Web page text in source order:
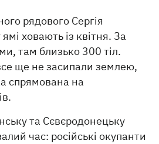
рядового Сергія
ховають із квітня. За
там близько 300 тіл.
ще не засипали землею,
спрямована на
та Сєвєродонецьку
час: російські окупанти